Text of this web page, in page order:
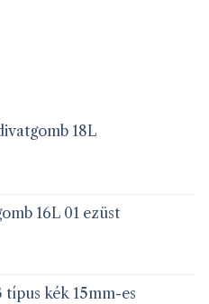
18L
16L 01 ezüst
típus kék 15mm-es